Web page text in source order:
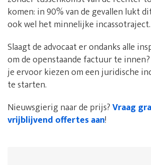
komen: in 90% van de gevallen lukt
ook wel het minnelijke incassotraject.
Slaagt de advocaat er ondanks alle
om de openstaande factuur te
je ervoor kiezen om een juridische
te starten.
Nieuwsgierig naar de prijs?Vraag
vrijblijvend offertes aan!